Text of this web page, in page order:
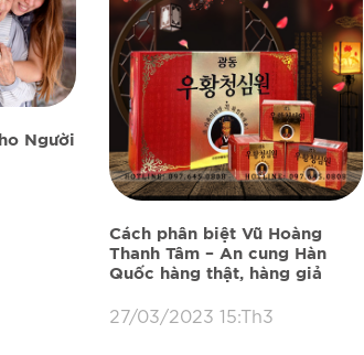
Người
Cách phân biệt Vũ Hoàng
Thanh Tâm – An cung Hàn
Quốc hàng thật, hàng giả
27/03/2023 15:Th3